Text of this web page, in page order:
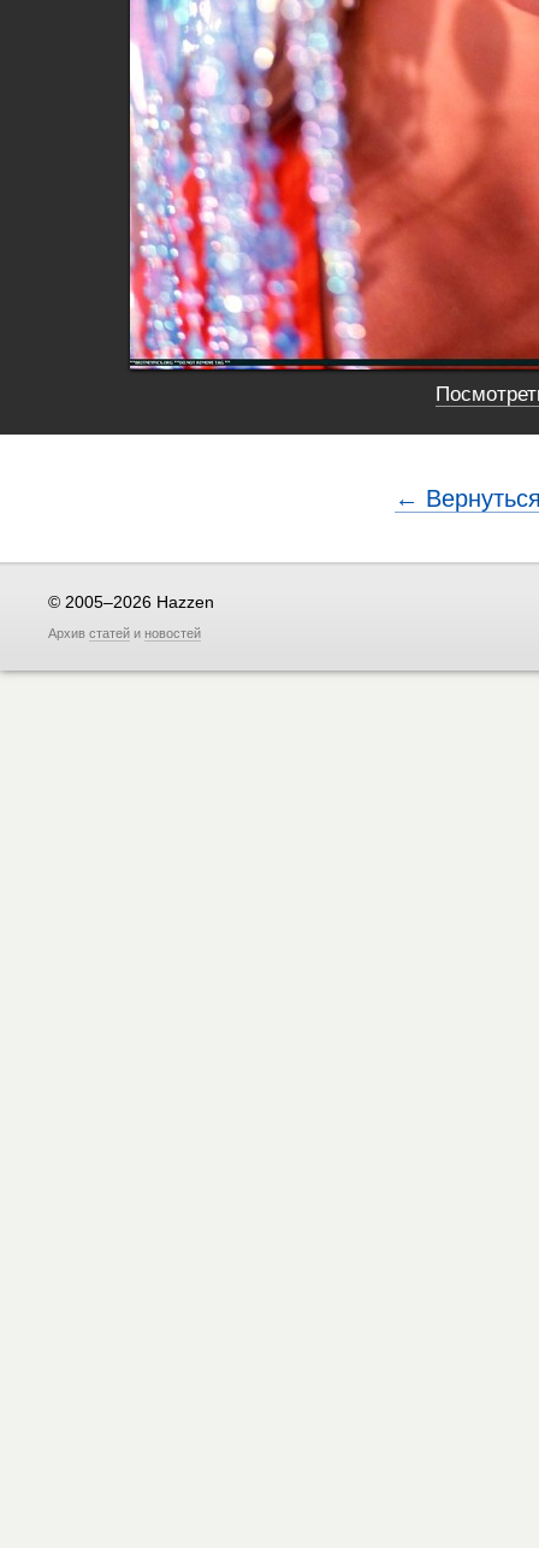
←
© 2005–2026 Hazzen
Архив статей и новостей